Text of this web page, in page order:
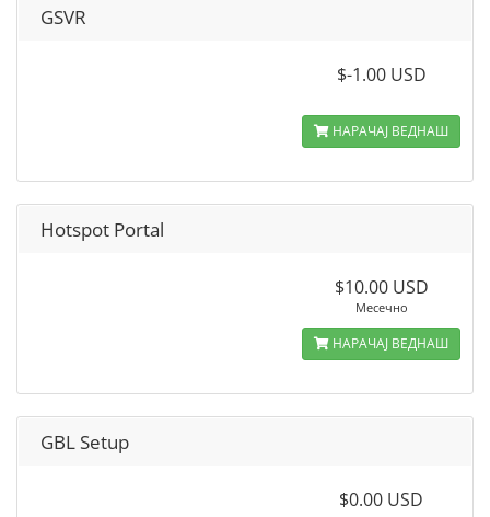
GSVR
$-1.00 USD
НАРАЧАЈ ВЕДНАШ
Hotspot Portal
$10.00 USD
Месечно
НАРАЧАЈ ВЕДНАШ
GBL Setup
$0.00 USD